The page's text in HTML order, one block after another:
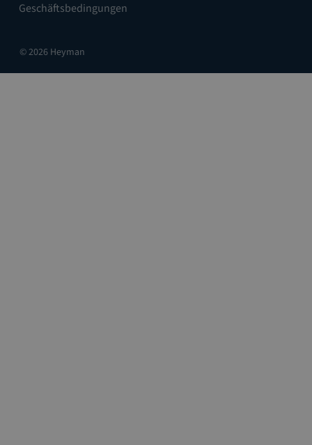
Geschäftsbedingungen
© 2026 Heyman